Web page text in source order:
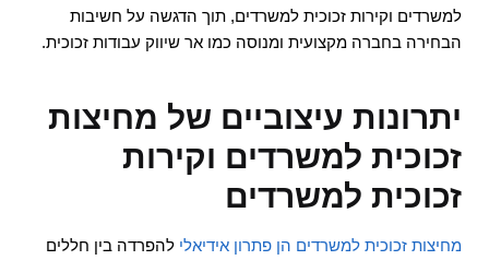
למשרדים וקירות זכוכית למשרדים, תוך הדגשה על חשיבות
הבחירה בחברה מקצועית ומנוסה כמו אר שיווק עבודות זכוכית.
יתרונות עיצוביים של מחיצות
זכוכית למשרדים וקירות
זכוכית למשרדים
מחיצות זכוכית למשרדים הן פתרון אידיאלי להפרדה בין חללים